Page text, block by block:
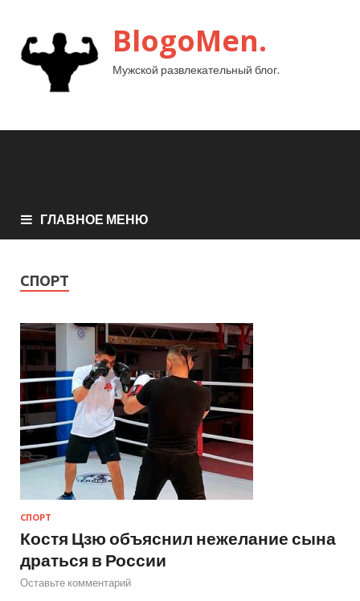
BlogoMen.
Мужской развлекательный блог.
ГЛАВНОЕ МЕНЮ
СПОРТ
СПОРТ
Костя Цзю объяснил нежелание сына
драться в России
Оставьте комментарий